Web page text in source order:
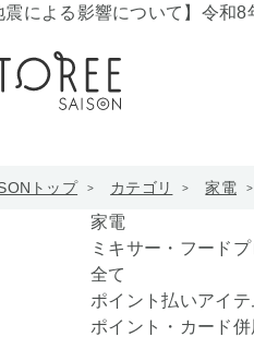
震による影響について】 令和8
トップ カテゴリ 家電
家電
ミキサー・フード
全て
ポイント払いアイテ
ポイント・カード